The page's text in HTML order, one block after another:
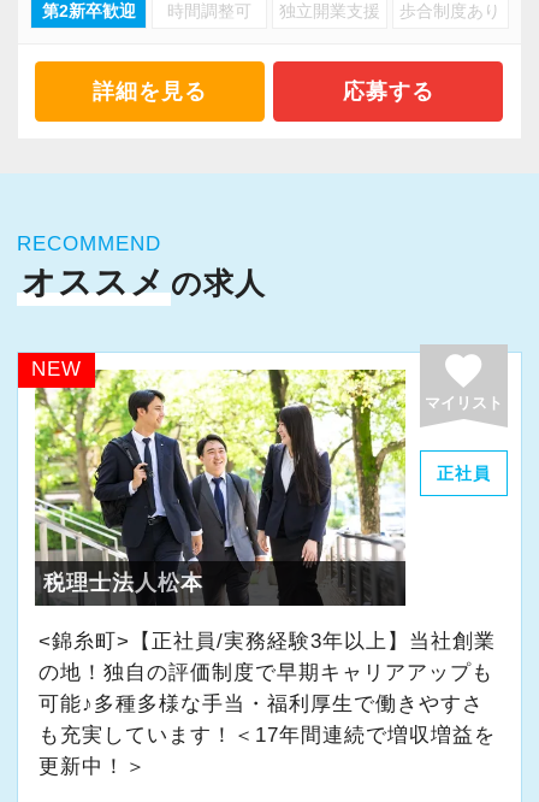
に】
社会人になってから、自ら進んで知識や経験を
身につけるのは、想像以上に大変なことです。
毎朝8時から行う勉強会では、消費税の実務や決
算書の作成方法など、現場で役立つスキルを体
系的に学べます。
学んだ知識を確かなものにするために、定期的
に理解度確認のテストも行います。
また、入社時には基礎から学べる研修があり、
配属後は先輩社員や上司がマンツーマンでサポ
ート。
さらに、顧問先に対しては複数人で担当する体
制をとっており、前任者や他のメンバーとも連
携して対応できる環境があります。
顧問先を訪問できるレベルに到達している人が
多くいます。
しっかりと学び、着実に経験を積みながら、あ
なたも気がつけば「経営のプロフェッショナ
全員が年齢、性別、学歴に関係なく活躍できる
職場となっており、多くの若手職員が活躍して
CFP資格は税務、社労、保険、不動産、相続事
業承継、金融資産運用の6分野から構成されてお
格です。
また、資格の有無で給与が決定されるわけでは
ないため、頑張り次第で給与に差がついていき
ます。
一つの指標として、「担当者の売上」がありま
すが、売上の金額に応じてインセンティブがあ
り、決算賞与として支給されます。
年収1,000万円超の職員も複数在籍しておりま
す。
【求める人材像】
・経営のプロフェッショナルを目指したい人
・継続して努力のできる体力のある人
い、今の会社にやりがいを感じられない、未来
い…等々、このように感じたことはあるのでは
ないでしょうか。
という強い想いがあります。
め、3年間は徹底的に経験していきますが、顧問
先の様々な悩みに触れる内に、「やりたいこ
と」がきっと見つかるはずです。
「やりたいこと」に打ち込んだことで、顧問先
から感謝されたとき、それが「やりがい」とな
っていることが多いです。
是非、私たちと一緒に「やりたいこと」を探し
てみませんか？
■業務範囲例
・会社設立相談・労務相談・融資相談・新規顧
問先対応・部下のマネジメント・事業承継対
応・贈与、譲渡所得対応・相続税申告書作成・
第2新卒歓迎 時間調整可 独立開業支援 歩合制度あり
詳細を見る 応募する
RECOMMEND
オススメ の求人
NEW favorite
マイリスト
正社員
税理士法人松本
<錦糸町>【正社員/実務経験3年以上】当社創業
の地！独自の評価制度で早期キャリアアップも
可能♪多種多様な手当・福利厚生で働きやすさ
も充実しています！＜17年間連続で増収増益を
更新中！＞